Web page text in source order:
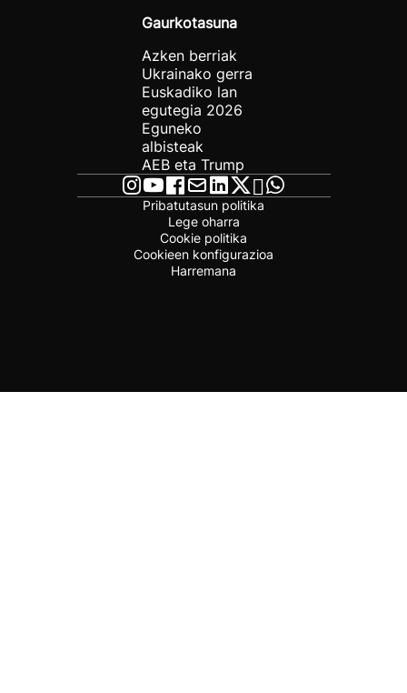
Gaurkotasuna
Azken berriak
Ukrainako gerra
Euskadiko lan
egutegia 2026
Eguneko
albisteak
AEB eta Trump
Pribatutasun politika
Lege oharra
Cookie politika
Cookieen konfigurazioa
Harremana